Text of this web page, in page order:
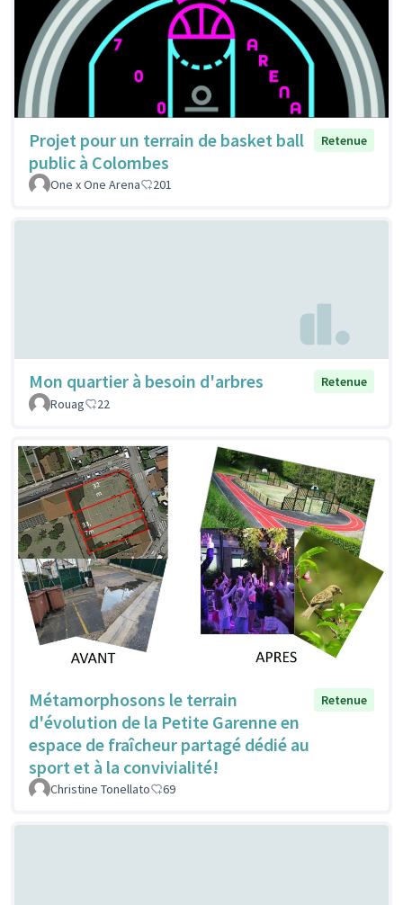
Projet pour un terrain de basket ball
public à Colombes
Retenue
One x One Arena 201
Mon quartier à besoin d'arbres
Retenue
Rouag
22
Métamorphosons le terrain
d'évolution de la Petite Garenne en
espace de fraîcheur partagé dédié au
sport et à la convivialité!
Retenue
Christine Tonellato 69